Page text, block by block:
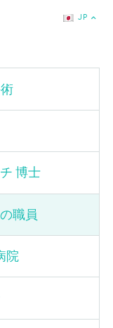
JP
EN
ES
博士
職員
院